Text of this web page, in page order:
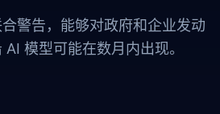
警告，能够对政府和企业发动
模型可能在数月内出现。